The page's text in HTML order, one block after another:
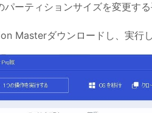
パーティションサイズを変更する
Masterダウンロードし、実行し